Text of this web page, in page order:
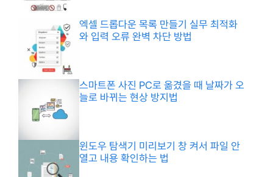
엑셀 드롭다운 목록 만들기 실무 최적화
와 입력 오류 완벽 차단 방법
스마트폰 사진 PC로 옮겼을 때 날짜가 오
늘로 바뀌는 현상 방지법
윈도우 탐색기 미리보기 창 켜서 파일 안
열고 내용 확인하는 법